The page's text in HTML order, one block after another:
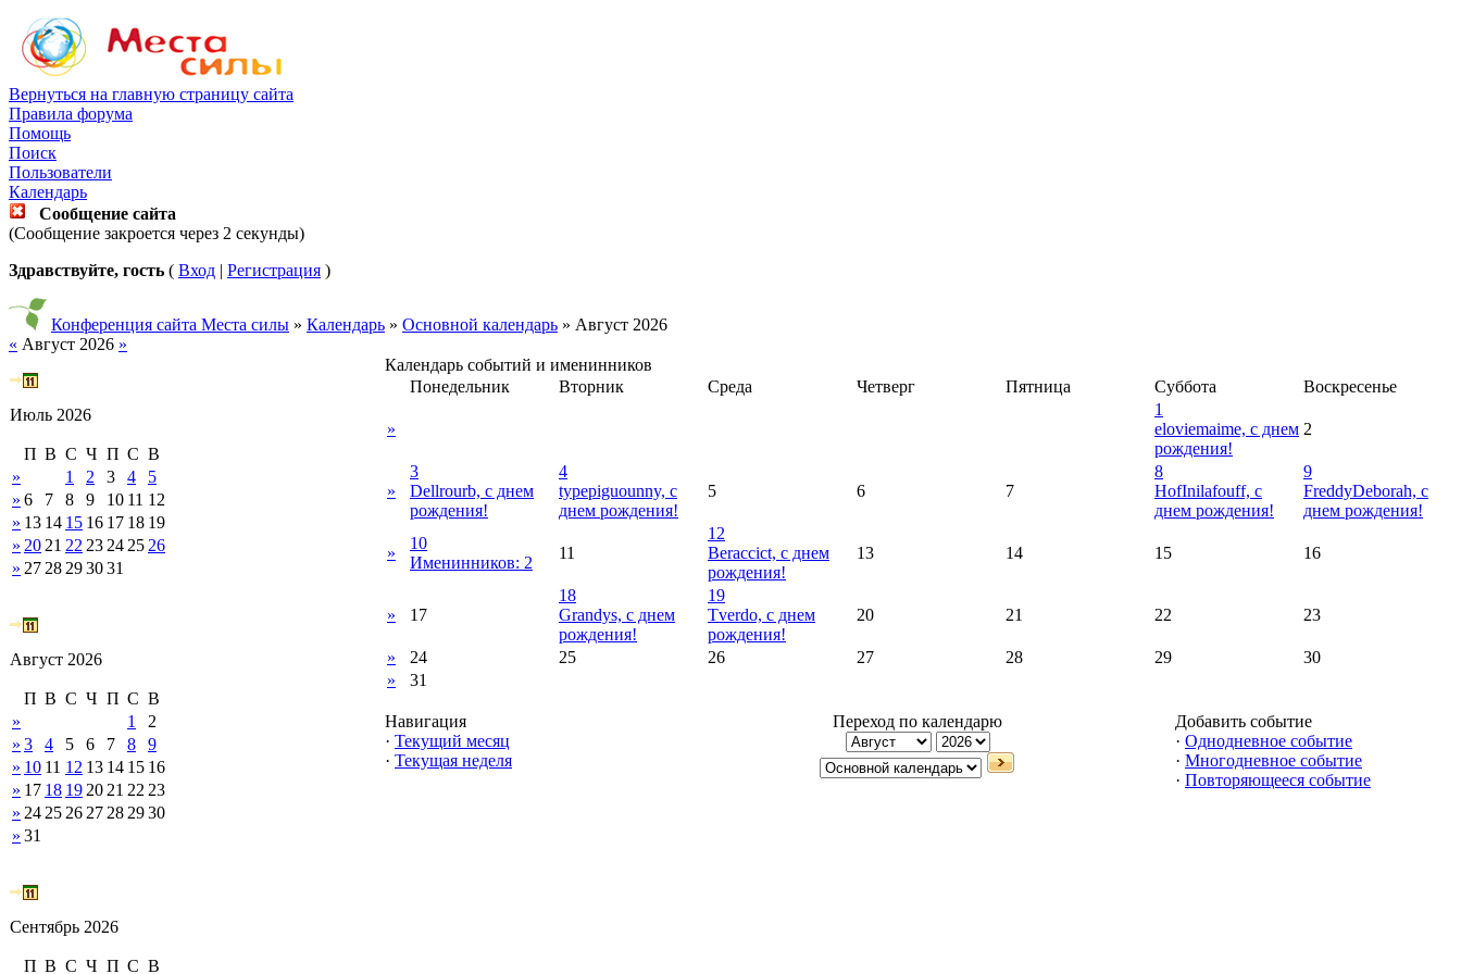
Вернуться на главную страницу сайта
Правила форума
Помощь
Поиск
Пользователи
Календарь
Сообщение сайта
(Сообщение закроется через 2 секунды)
Здравствуйте, гость ( Вход | Регистрация )
Конференция сайта Места силы » Календарь » Основной календарь » Август 2026
« Август 2026 »
Июль 2026
П В С Ч П С В
»
1 2 3 4
5
» 6 7 8 9 10 11 12
» 13 14 15 16 17 18 19
» 20 21 22 23 24 25 26
» 27 28 293031
Август 2026
П В С Ч П С В
»
1
2
» 3 4 5 6 7 8
9
» 10 11 12 13 14 15 16
» 17 18 19 20 21 22 23
» 24 25 26 27 28 2930
» 31
Сентябрь 2026
П В С Ч П С В
Календарь событий и именинников
Понедельник
Вторник Среда Четверг Пятница Суббота Воскресенье
»
1
eloviemaime, с днем
рождения!
2
»
3
Dellrourb, с днем
рождения!
4
typepiguounny, с
днем рождения!
5 6 7
8
HofInilafouff, с
днем рождения!
9
FreddyDeborah, с
днем рождения!
»
10
Именинников: 2
11
12
Beraccict, с днем
рождения!
13 14 15 16
» 17
18
Grandys, с днем
рождения!
19
Tverdo, с днем
рождения!
20 21 22 23
» 24 25 26 27 28 29
30
»
31
Навигация
· Текущий месяц
· Текущая неделя
Переход по календарю
Добавить событие
· Однодневное событие
· Многодневное событие
· Повторяющееся событие